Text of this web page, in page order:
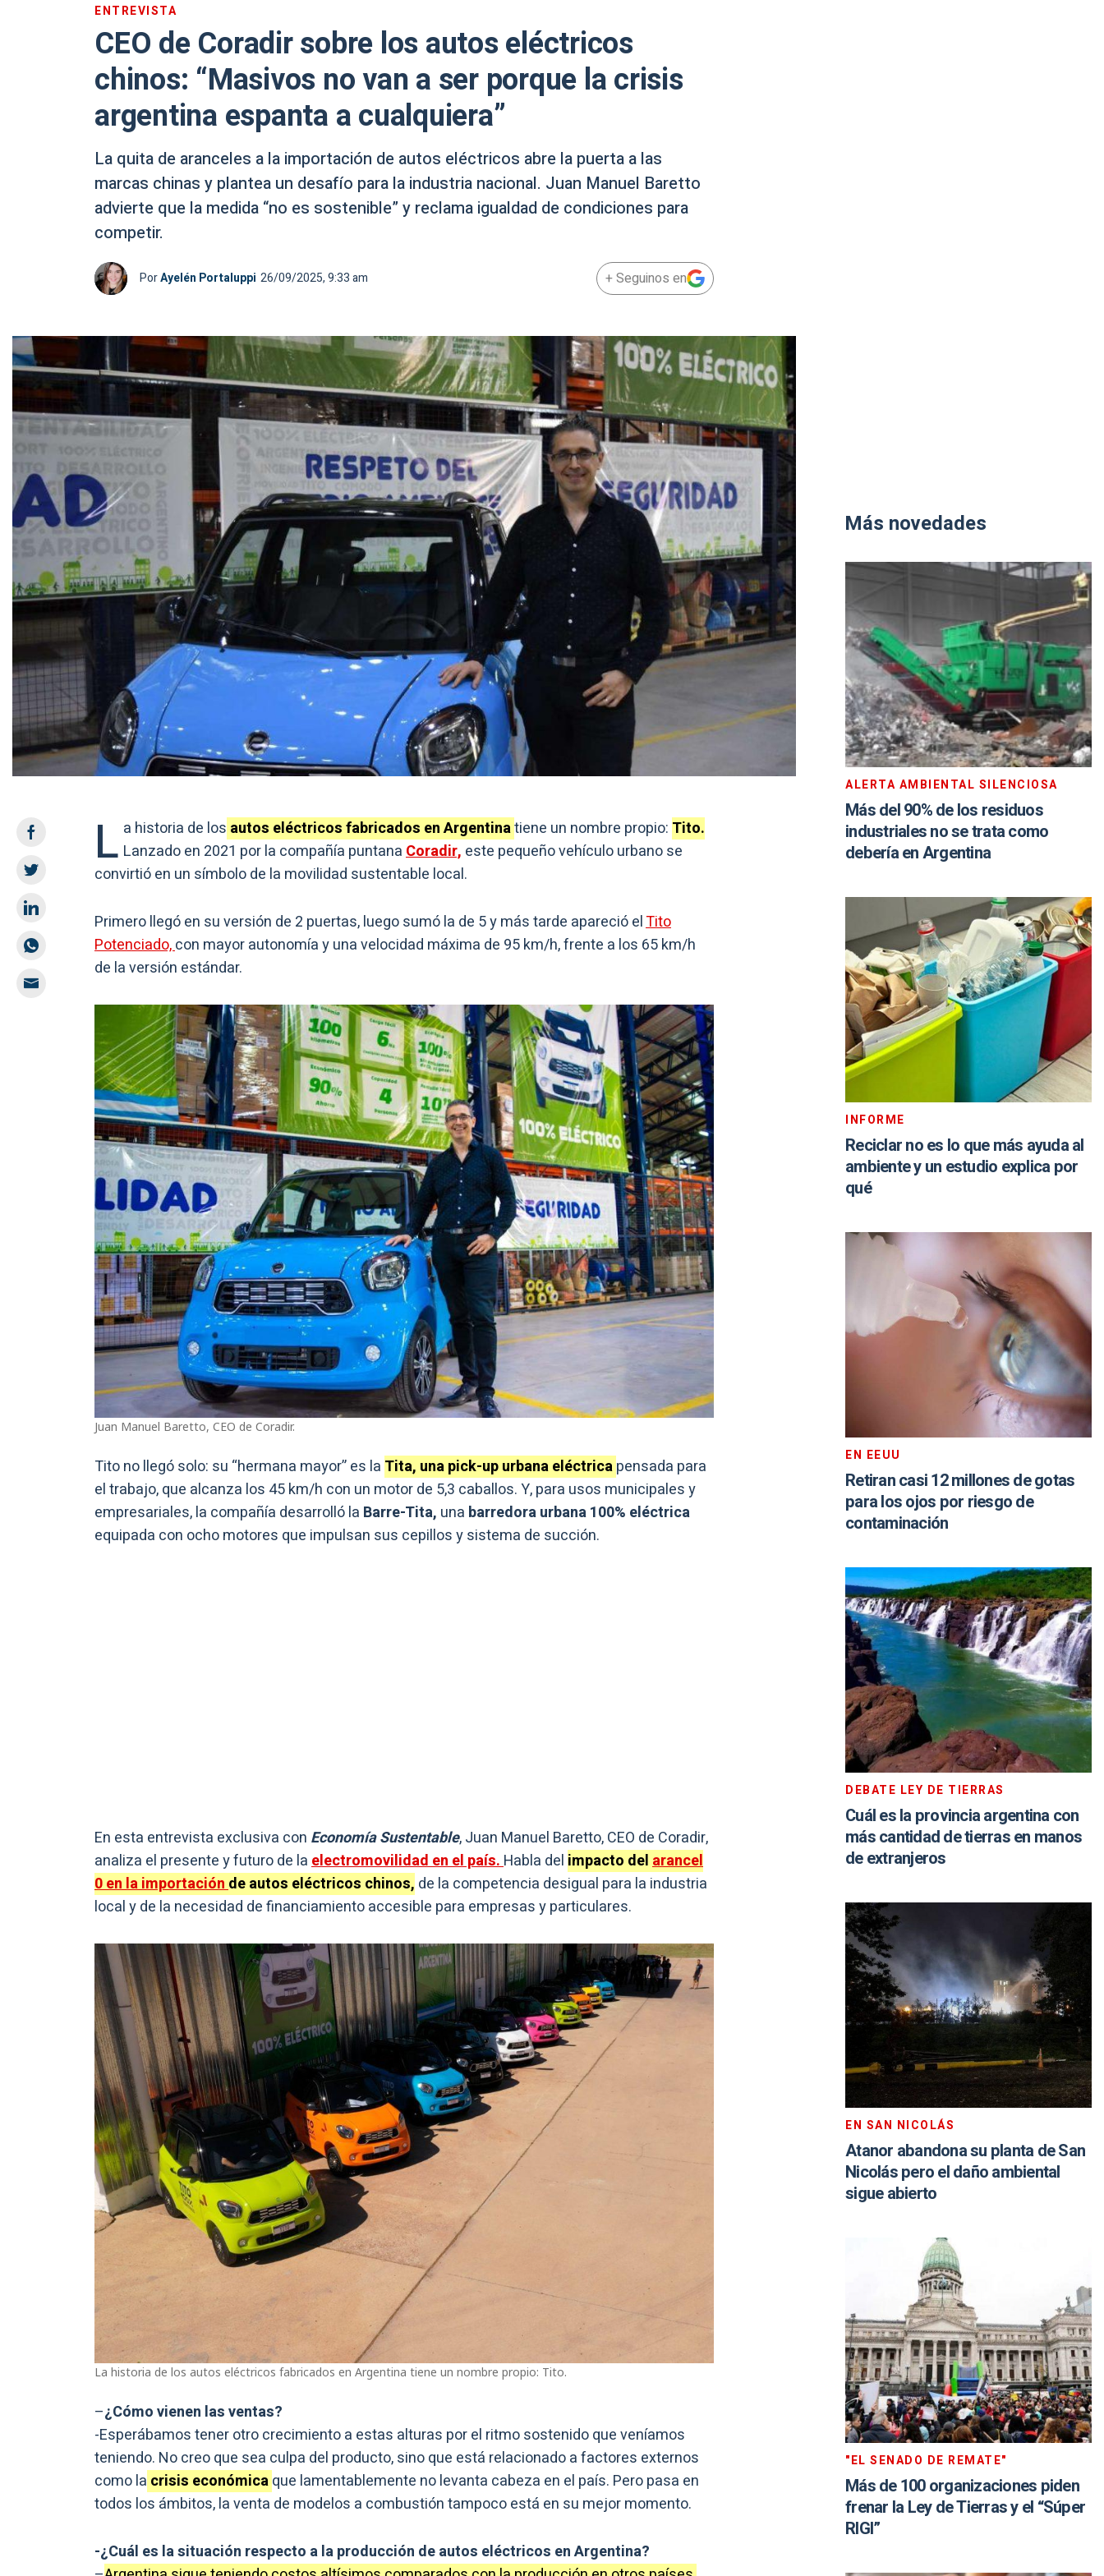
ENTREVISTA
CEO de Coradir sobre los autos eléctricos
chinos: “Masivos no van a ser porque la crisis
argentina espanta a cualquiera”
La quita de aranceles a la importación de autos eléctricos abre la puerta a las
marcas chinas y plantea un desafío para la industria nacional. Juan Manuel Baretto
advierte que la medida “no es sostenible” y reclama igualdad de condiciones para
competir.
PorAyelén Portaluppi 26/09/2025, 9:33 am + Seguinos en
L a historia de los autos eléctricos fabricados en Argentinatiene un nombre propio: Tito.
Lanzado en 2021 por la compañía puntanaCoradir, este pequeño vehículo urbano se
convirtió en un símbolo de la movilidad sustentable local.
Primero llegó en su versión de 2 puertas, luego sumó la de 5 y más tarde apareció elTito
Potenciado,con mayor autonomía y una velocidad máxima de 95 km/h, frente a los 65 km/h
de la versión estándar.
Juan Manuel Baretto, CEO de Coradir.
Tito no llegó solo: su “hermana mayor” es la Tita, una pick-up urbana eléctricapensada para
el trabajo, que alcanza los 45 km/h con un motor de 5,3 caballos. Y, para usos municipales y
empresariales, la compañía desarrolló la Barre-Tita, una barredora urbana 100% eléctrica
equipada con ocho motores que impulsan sus cepillos y sistema de succión.
En esta entrevista exclusiva con Economía Sustentable, Juan Manuel Baretto, CEO de Coradir,
analiza el presente y futuro de laelectromovilidad en el país.Habla del impacto delarancel
0 en la importaciónde autos eléctricos chinos, de la competencia desigual para la industria
local y de la necesidad de financiamiento accesible para empresas y particulares.
La historia de los autos eléctricos fabricados en Argentina tiene un nombre propio: Tito.
–¿Cómo vienen las ventas?
-Esperábamos tener otro crecimiento a estas alturas por el ritmo sostenido que veníamos
teniendo. No creo que sea culpa del producto, sino que está relacionado a factores externos
como la crisis económicaque lamentablemente no levanta cabeza en el país. Pero pasa en
todos los ámbitos, la venta de modelos a combustión tampoco está en su mejor momento.
-¿Cuál es la situación respecto a la producción de autos eléctricos en Argentina?
Más novedades
ALERTA AMBIENTAL SILENCIOSA
Más del 90% de los residuos
industriales no se trata como
debería en Argentina
INFORME
Reciclar no es lo que más ayuda al
ambiente y un estudio explica por
qué
EN EEUU
Retiran casi 12 millones de gotas
para los ojos por riesgo de
contaminación
DEBATE LEY DE TIERRAS
Cuál es la provincia argentina con
más cantidad de tierras en manos
de extranjeros
EN SAN NICOLÁS
Atanor abandona su planta de San
Nicolás pero el daño ambiental
sigue abierto
"EL SENADO DE REMATE"
Más de 100 organizaciones piden
frenar la Ley de Tierras y el “Súper
RIGI”